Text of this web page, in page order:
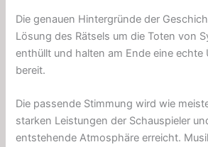
Die genauen Hintergründe der
Lösung des Rätsels um die Toten von
enthüllt und halten am Ende eine echte
bereit.
Die passende Stimmung wird wie
starken Leistungen der Schauspieler
entstehende Atmosphäre erreicht.